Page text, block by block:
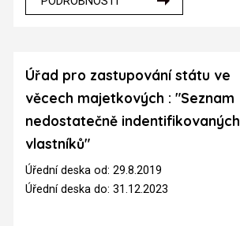
Úřad pro zastupování státu ve
věcech majetkových : "Seznam
nedostatečně indentifikovaných
vlastníků"
Úřední deska od: 29.8.2019
Úřední deska do: 31.12.2023